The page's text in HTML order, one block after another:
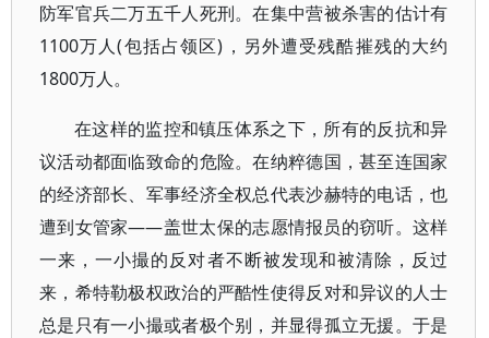
防军官兵二万五千人死刑。在集中营被杀害的估计有
1100万人(包括占领区)，另外遭受残酷摧残的大约
1800万人。
在这样的监控和镇压体系之下，所有的反抗和异
议活动都面临致命的危险。在纳粹德国，甚至连国家
的经济部长、军事经济全权总代表沙赫特的电话，也
遭到女管家——盖世太保的志愿情报员的窃听。这样
一来，一小撮的反对者不断被发现和被清除，反过
来，希特勒极权政治的严酷性使得反对和异议的人士
总是只有一小撮或者极个别，并显得孤立无援。于是